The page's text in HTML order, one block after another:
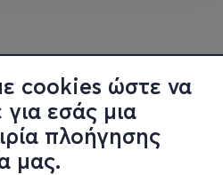
cookies ώστε να
εσάς μια
πλοήγησης
μας.
«αυγοκρυψώνες», για να
με τα πολυπόθητα αυγά του;